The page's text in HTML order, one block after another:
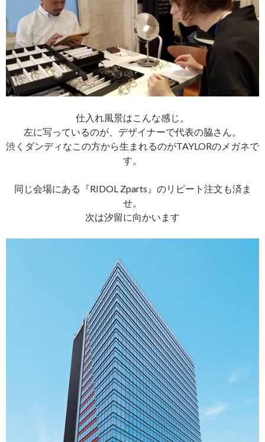
仕入れ風景はこんな感じ。
左に写っているのが、デザイナーで代表の脇さん。
渋くダンディなこの方から生まれるのがTAYLORのメガネで
す。
同じ会場にある『RIDOL Zparts』のリピート注文も済ま
せ。
次は汐留に向かいます